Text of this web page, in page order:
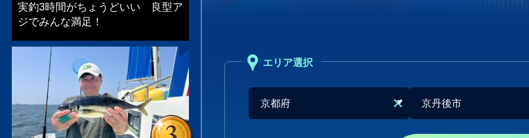
エリア選択
実釣3時間がちょうどいい 良型ア
ジでみんな満足！